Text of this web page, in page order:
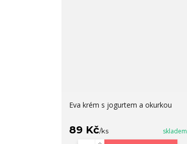
Eva krém s jogurtem a okurkou
89 Kč/ks skladem